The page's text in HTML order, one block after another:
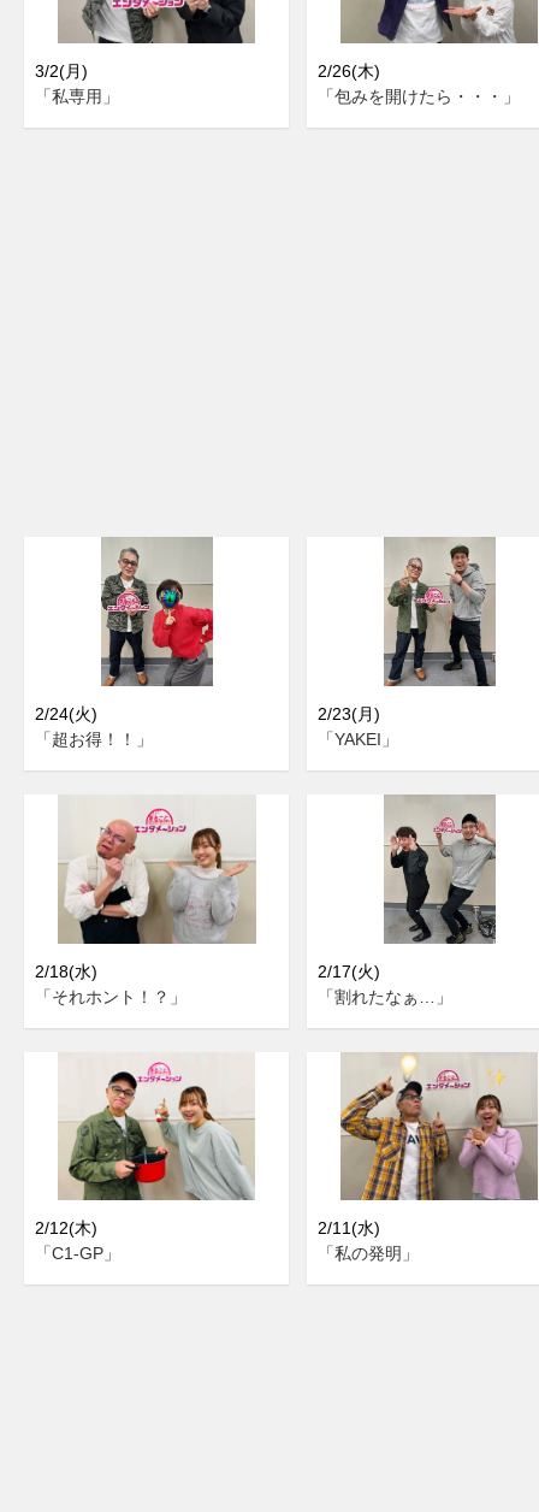
3/2(月)
「私専用」
2/26(木)
「包みを開けたら・・・」
2/24(火)
「超お得！！」
2/23(月)
「YAKEI」
2/18(水)
「それホント！？」
2/17(火)
「割れたなぁ…」
2/12(木)
「C1-GP」
2/11(水)
「私の発明」